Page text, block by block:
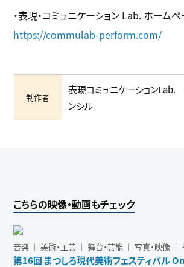
・表現・コミュニケーション Lab. ホーム
https://commulab-perform.com/
制作者
表現コミュニケーション
ンシル
こちらの映像・動画もチェック
音楽 ｜ 美術・工芸 ｜ 舞台・芸能 ｜ 写真・映像 ｜
第16回 まつしろ現代美術フェスティバル